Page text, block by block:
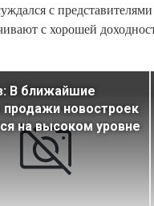
с
с хорошей
В ближайшие
новостроек
на высоком уровне